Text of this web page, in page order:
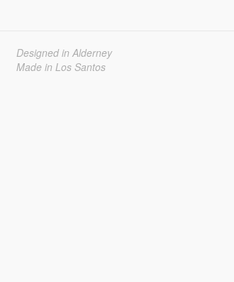
Designed in Alderney
Made in Los Santos